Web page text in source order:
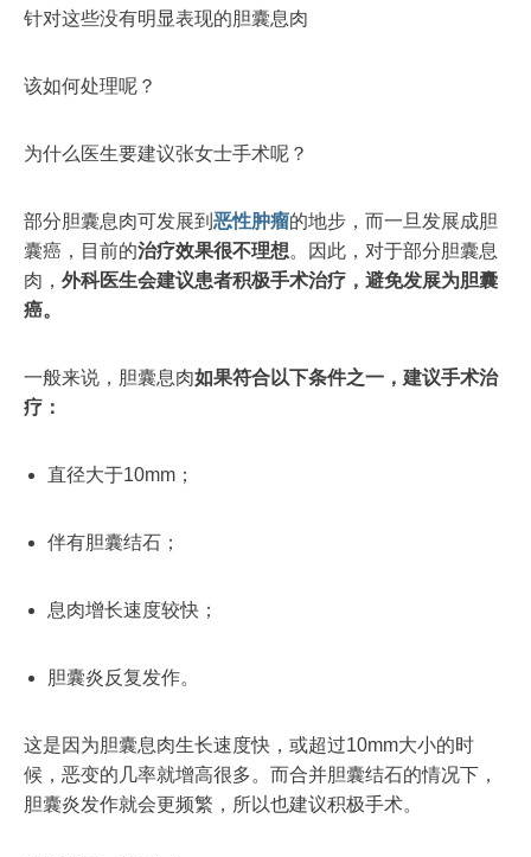
针对这些没有明显表现的胆囊息肉
该如何处理呢？
为什么医生要建议张女士手术呢？
部分胆囊息肉可发展到 恶性肿瘤的地步，而一旦发展成胆
囊癌，目前的治疗效果很不理想。因此，对于部分胆囊息
肉， 外科医生会建议患者积极手术治疗，避免发展为胆囊
癌。
一般来说，胆囊息肉如果符合以下条件之一，建议手术治
疗：
直径大于10mm；
伴有胆囊结石；
息肉增长速度较快；
胆囊炎反复发作。
这是因为胆囊息肉生长速度快，或超过10mm大小的时
候，恶变的几率就增高很多。而合并胆囊结石的情况下，
胆囊炎发作就会更频繁，所以也建议积极手术。